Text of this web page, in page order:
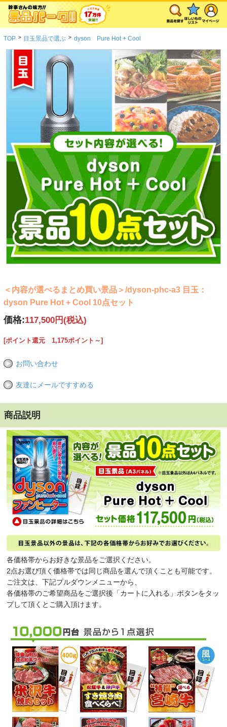
TOP > 目玉景品で選ぶ > dyson Pure Hot + Cool
＜内容が選べるまとめ買い景品＞/dyson-phc-a3 目玉：
dyson Pure Hot + Cool 10点セット
価格:117,500円(税込)
[ポイント還元 1,175ポイント～]
お問い合わせ
友達にメールですすめる
商品説明
各価格帯からお好きな景品をご選択ください。
2点お選び頂く価格帯では同じ商品を選んで頂くことも可能です。
ご注文は、下記プルダウンメニューから、
各価格帯のご希望商品をご選択後「カートに入れる」ボタンをタッ
プして頂くとご購入頂けます。